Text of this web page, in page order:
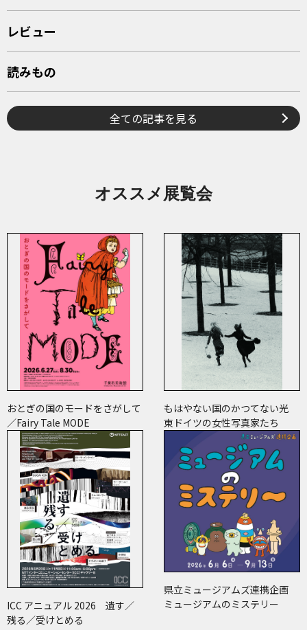
レビュー
読みもの
全ての記事を見る
オススメ展覧会
おとぎの国のモードをさがして
／Fairy Tale MODE
もはやない国のかつてない光
東ドイツの女性写真家たち
ICC アニュアル 2026 遺す／
残る／受けとめる
県立ミュージアムズ連携企画
ミュージアムのミステリー